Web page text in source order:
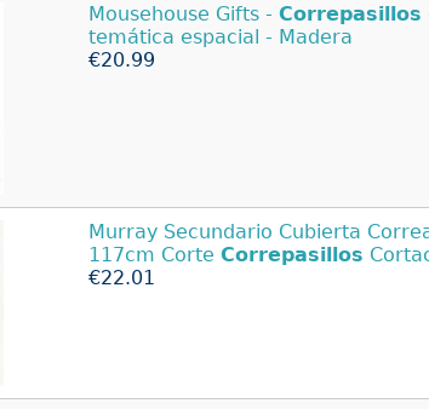
Mousehouse Gifts - Correpasillos
temática espacial - Madera
€20.99
Murray Secundario Cubierta
117cm Corte Correpasillos
€22.01